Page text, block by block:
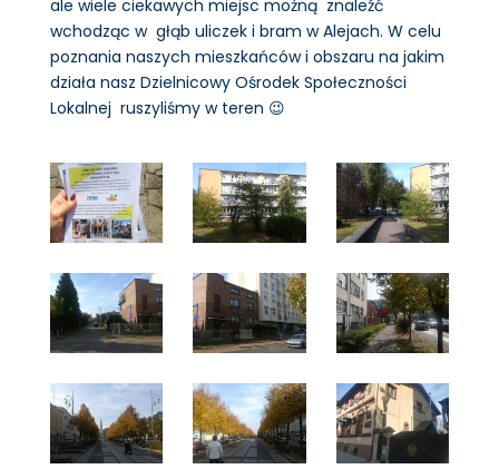
ale wiele ciekawych miejsc możną znaleźć
wchodząc w głąb uliczek i bram w Alejach. W celu
poznania naszych mieszkańców i obszaru na jakim
działa nasz Dzielnicowy Ośrodek Społeczności
Lokalnej ruszyliśmy w teren 😉